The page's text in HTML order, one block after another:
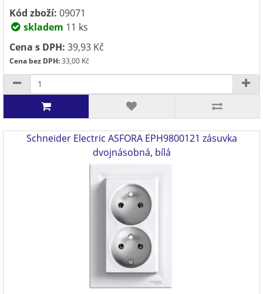
Kód zboží: 09071
skladem 11 ks
Cena s DPH: 39,93 Kč
Cena bez DPH:33,00 Kč
Schneider Electric ASFORA EPH9800121 zásuvka
dvojnásobná, bílá